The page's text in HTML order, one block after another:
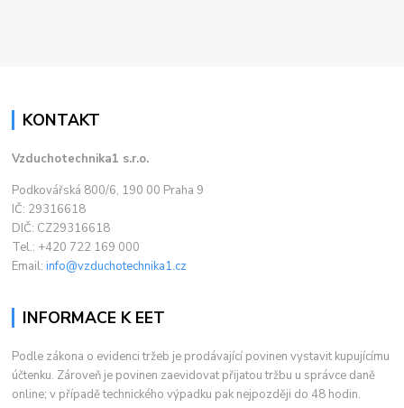
KONTAKT
Vzduchotechnika1 s.r.o.
Podkovářská 800/6, 190 00 Praha 9
IČ: 29316618
DIČ: CZ29316618
Tel.: +420 722 169 000
Email:info@vzduchotechnika1.cz
INFORMACE K EET
Podle zákona o evidenci tržeb je prodávající povinen vystavit kupujícímu
účtenku. Zároveň je povinen zaevidovat přijatou tržbu u správce daně
online; v případě technického výpadku pak nejpozději do 48 hodin.